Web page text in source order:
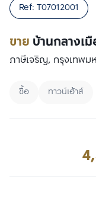
ขาย บ้านกลางเ
Ref: T07012001
ภาษีเจริญ, กรุงเทพม
ซื้อ ทาวน์เฮ้าส์